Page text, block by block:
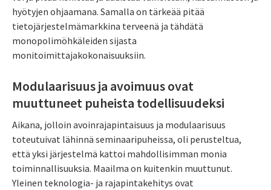
hyötyjen ohjaamana. Samalla on tärkeää pitää
tietojärjestelmämarkkina terveenä ja tähdätä
monopolimöhkäleiden sijasta
monitoimittajakokonaisuuksiin.
Modulaarisuus ja avoimuus ovat
muuttuneet puheista todellisuudeksi
Aikana, jolloin avoinrajapintaisuus ja modulaarisuus
toteutuivat lähinnä seminaaripuheissa, oli perusteltua,
että yksi järjestelmä kattoi mahdollisimman monia
toiminnallisuuksia. Maailma on kuitenkin muuttunut.
Yleinen teknologia- ja rajapintakehitys ovat